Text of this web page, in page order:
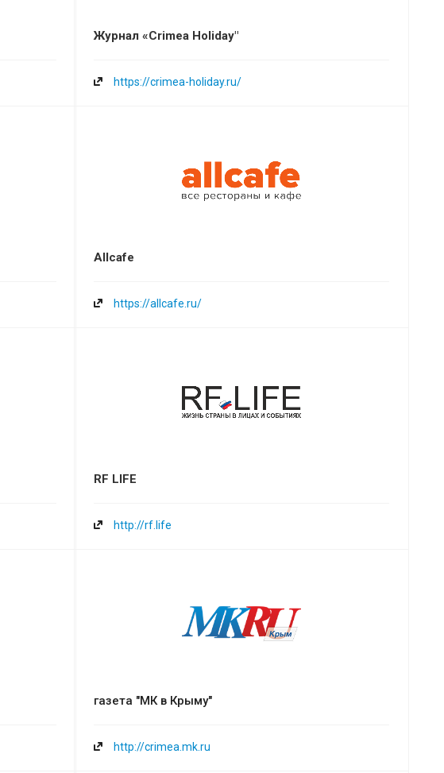
Журнал «Crimea Holiday"
https://crimea-holiday.ru/
Allcafe
https://allcafe.ru/
RF LIFE
http://rf.life
газета "МК в Крыму"
http://crimea.mk.ru